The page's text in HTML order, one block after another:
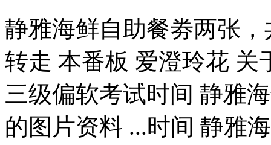
静雅海鲜自助餐劵两张
转走 本番板 爱澄玲花 关
三级偏软考试时间 静雅
的图片资料 ...时间 静雅